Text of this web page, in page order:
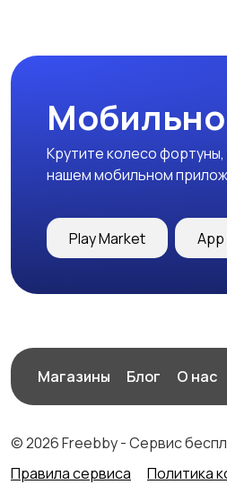
Крутите колесо
нашем мобильном
Play Market
Магазины Блог О нас
© 2026 Freebby - Сервис
Правила сервиса
Политика